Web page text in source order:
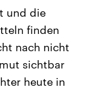
und
die Vereinigten
Ländern
Einfluss auf
Weltgeschehen.
und die
finden
nach nicht
sichtbar
heute in